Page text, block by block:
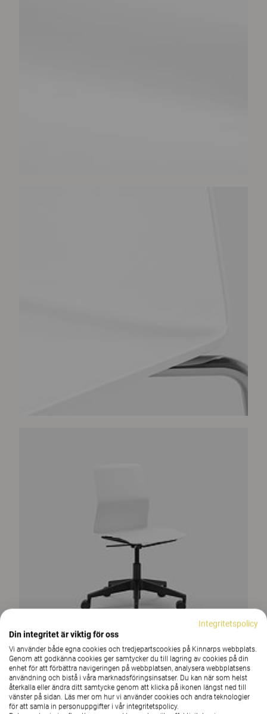
Integritetspolicy
Din integritet är viktig för oss
Vi använder både egna cookies och tredjepartscookies på Kinnarps webbplats.
Genom att godkänna cookies ger samtycker du till lagring av cookies på din
enhet för att förbättra navigeringen på webbplatsen, analysera webbplatsens
användning och bistå i våra marknadsföringsinsatser. Du kan när som helst
återkalla eller ändra ditt samtycke genom att klicka på ikonen längst ned till
vänster på sidan. Läs mer om hur vi använder cookies och andra teknologier
för att samla in personuppgifter i vår integritetspolicy.